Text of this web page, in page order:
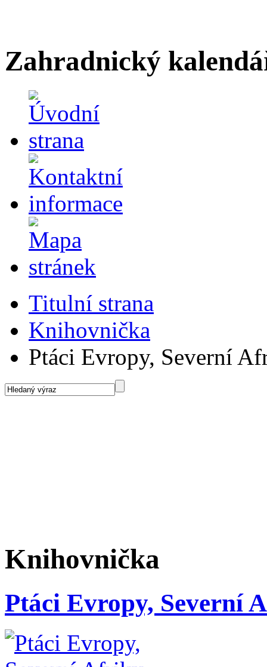
Zahradnický
Titulní strana
Knihovnička
Ptáci Evropy, Severní
Knihovnička
Ptáci Evropy, Severní